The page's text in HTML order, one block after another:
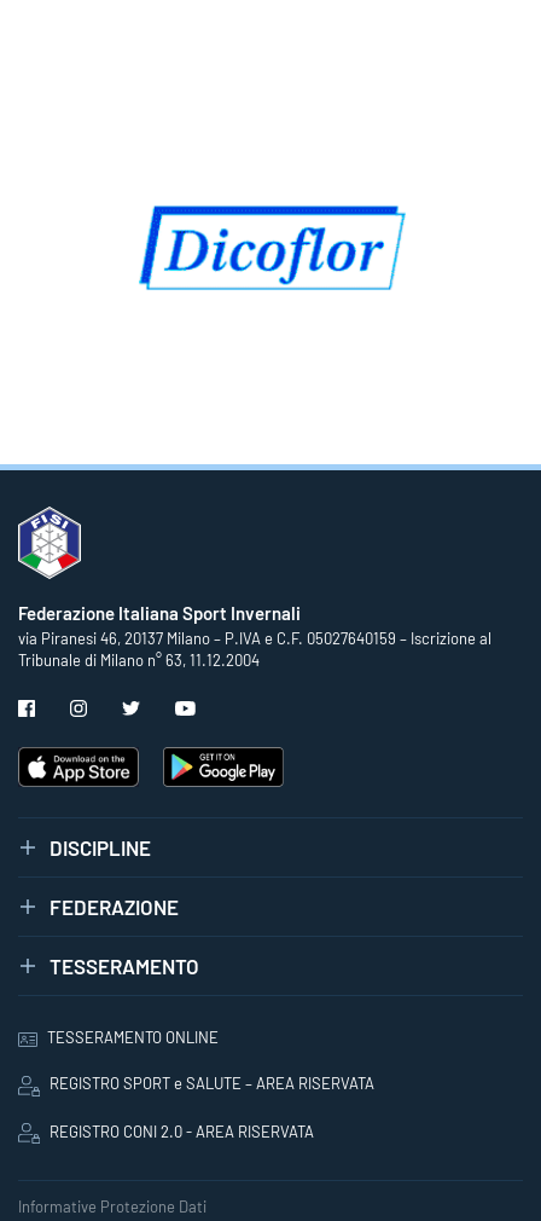
Federazione Italiana Sport Invernali
via Piranesi 46, 20137 Milano – P.IVA e C.F. 05027640159 – Iscrizione al
Tribunale di Milano n° 63, 11.12.2004
DISCIPLINE
FEDERAZIONE
TESSERAMENTO
TESSERAMENTO ONLINE
REGISTRO SPORT e SALUTE – AREA RISERVATA
REGISTRO CONI 2.0 - AREA RISERVATA
Informative Protezione Dati